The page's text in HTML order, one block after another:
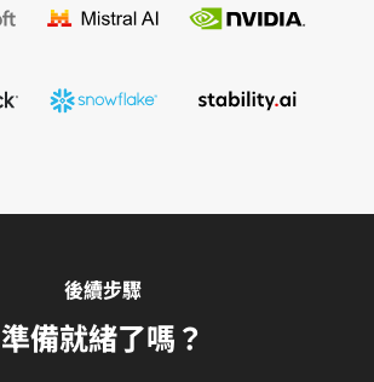
後續步驟
準備就緒了嗎？